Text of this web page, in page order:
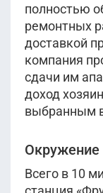
полностью
ремонтных
доставкой
компания
сдачи им
доход
выбранным
Окружение
Всего в 10